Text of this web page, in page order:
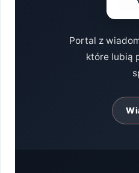
Portal z
które lubią